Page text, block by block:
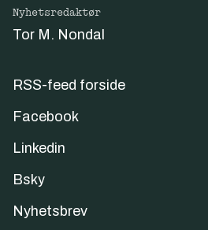
Nyhetsredaktør
Tor M. Nondal
RSS-feed forside
Facebook
Linkedin
Bsky
Nyhetsbrev